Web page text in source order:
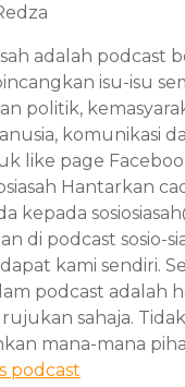
adalah podcast
isu-isu
politik,
komunikasi
like page
Hantarkan
kepada
di podcast sosio-
kami sendiri.
podcast adalah
sahaja.
mana-mana
podcast